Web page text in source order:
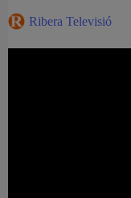
Ribera Televisió